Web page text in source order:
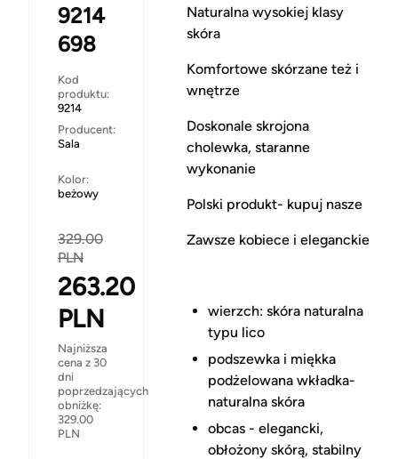
9214
698
Kod
produktu:
9214
Producent:
Sala
Kolor:
beżowy
329.00
PLN
263.20
PLN
Najniższa
cena z 30
dni
poprzedzających
obniżkę:
329.00
PLN
Naturalna wysokiej klasy
skóra
Komfortowe skórzane też i
wnętrze
Doskonale skrojona
cholewka, staranne
wykonanie
Polski produkt- kupuj nasze
Zawsze kobiece i eleganckie
wierzch: skóra naturalna
typu lico
podszewka i miękka
podżelowana wkładka-
naturalna skóra
obcas - elegancki,
obłożony skórą, stabilny